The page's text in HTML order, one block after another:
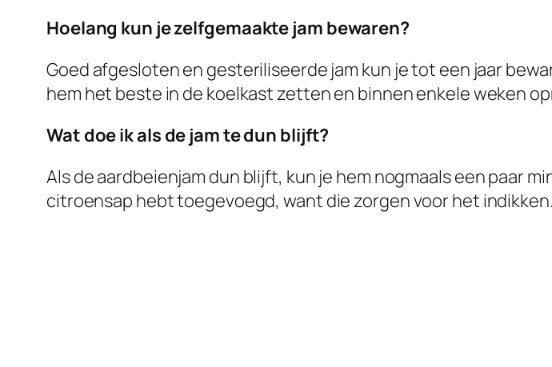
Hoelang kun je zelfgemaakte jam bewaren?
Goed afgesloten en gesteriliseerde jam kun je tot een jaar
hem het beste in de koelkast zetten en binnen enkele weken
Wat doe ik als de jam te dun blijft?
Als de aardbeienjam dun blijft, kun je hem nogmaals een paar
citroensap hebt toegevoegd, want die zorgen voor het indikken.